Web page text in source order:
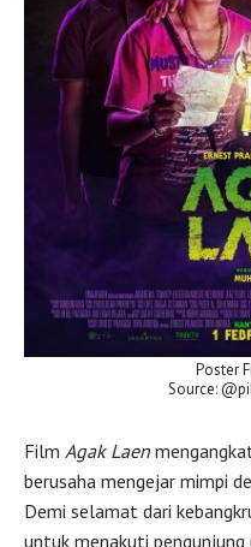
Poster
Source:
Film Agak Laen
berusaha mengejar mimpi
Demi selamat dari
untuk menakuti pengunjung